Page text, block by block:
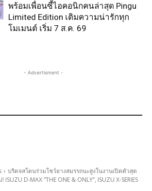
พร้อมเพื่อนซี้ไอคอนิกคนล่าสุด Pingu
Limited Edition เติมความน่ารักทุก
โมเมนต์ เริ่ม 7 ส.ค. 69
- Advertisment -